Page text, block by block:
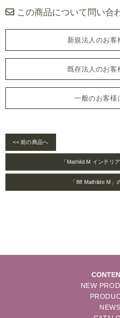
この商品について問い合
新規法人のお客
既存法人のお客
一般のお客様
<< 前の商品へ
「Mathild.M インテリ
「88 Mathilde M」
NEW
NEWS